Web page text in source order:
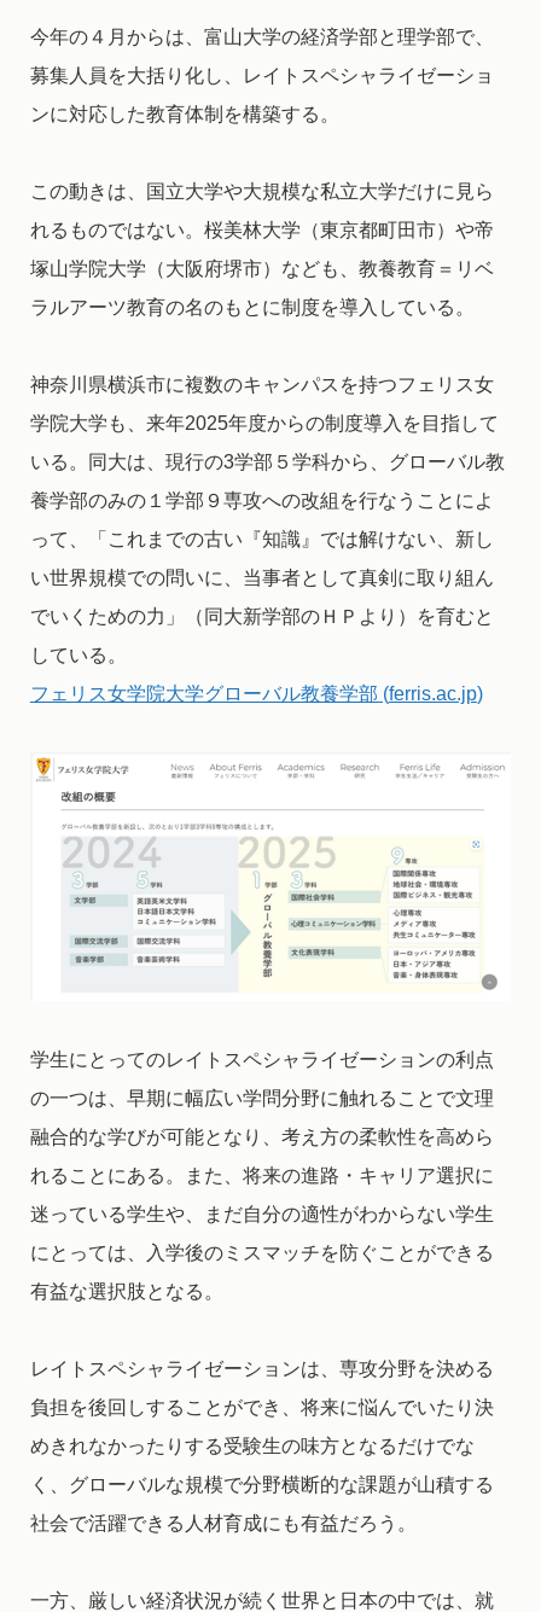
今年の４月からは、富山大学の経済学部と理学部で、
募集人員を大括り化し、レイトスペシャライゼーショ
ンに対応した教育体制を構築する。
この動きは、国立大学や大規模な私立大学だけに見ら
れるものではない。桜美林大学（東京都町田市）や帝
塚山学院大学（大阪府堺市）なども、教養教育＝リベ
ラルアーツ教育の名のもとに制度を導入している。
神奈川県横浜市に複数のキャンパスを持つフェリス女
学院大学も、来年2025年度からの制度導入を目指して
いる。同大は、現行の3学部５学科から、グローバル教
養学部のみの１学部９専攻への改組を行なうことによ
って、「これまでの古い『知識』では解けない、新し
い世界規模での問いに、当事者として真剣に取り組ん
でいくための力」（同大新学部のＨＰより）を育むと
している。
フェリス女学院大学グローバル教養学部 (ferris.ac.jp)
学生にとってのレイトスペシャライゼーションの利点
の一つは、早期に幅広い学問分野に触れることで文理
融合的な学びが可能となり、考え方の柔軟性を高めら
れることにある。また、将来の進路・キャリア選択に
迷っている学生や、まだ自分の適性がわからない学生
にとっては、入学後のミスマッチを防ぐことができる
有益な選択肢となる。
レイトスペシャライゼーションは、専攻分野を決める
負担を後回しすることができ、将来に悩んでいたり決
めきれなかったりする受験生の味方となるだけでな
く、グローバルな規模で分野横断的な課題が山積する
社会で活躍できる人材育成にも有益だろう。
一方、厳しい経済状況が続く世界と日本の中では、就